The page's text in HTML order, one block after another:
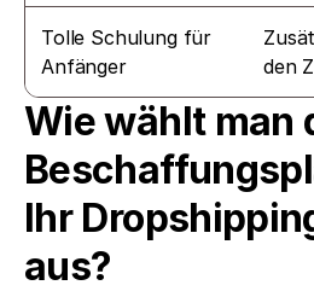
Tolle Schulung für
Anfänger
den
Wie wählt man
Ihr
aus?